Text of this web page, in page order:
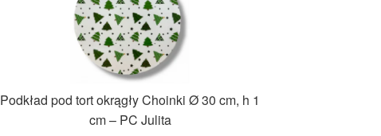
Podkład pod tort okrągły Choinki Ø 30 cm, h 1
cm – PC Julita